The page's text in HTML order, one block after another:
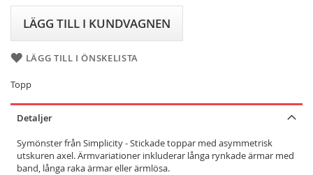
LÄGG TILL I KUNDVAGNEN
LÄGG TILL I ÖNSKELISTA
Topp
Detaljer
Symönster från Simplicity - Stickade toppar med asymmetrisk
utskuren axel. Ärmvariationer inkluderar långa rynkade ärmar med
band, långa raka ärmar eller ärmlösa.